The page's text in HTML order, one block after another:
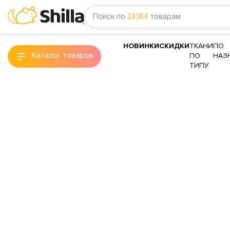
Поиск по 24364 товарам
Каталог товаров
НОВИНКИСКИДКИТКАНИ
ПО
ТИПУ
ПО